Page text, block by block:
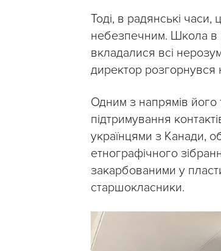
Тоді, в радянські
небезпечним. Школа в
вкладалися всі
директор розгорнувся
Одним з напрямів його
підтримування
українцями з Канади,
етнографічного
закарбованими у
старшокласники.